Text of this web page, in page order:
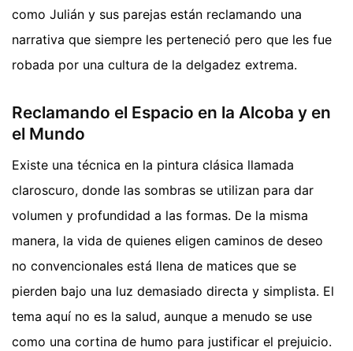
como Julián y sus parejas están reclamando una
narrativa que siempre les perteneció pero que les fue
robada por una cultura de la delgadez extrema.
Reclamando el Espacio en la Alcoba y en
el Mundo
Existe una técnica en la pintura clásica llamada
claroscuro, donde las sombras se utilizan para dar
volumen y profundidad a las formas. De la misma
manera, la vida de quienes eligen caminos de deseo
no convencionales está llena de matices que se
pierden bajo una luz demasiado directa y simplista. El
tema aquí no es la salud, aunque a menudo se use
como una cortina de humo para justificar el prejuicio.